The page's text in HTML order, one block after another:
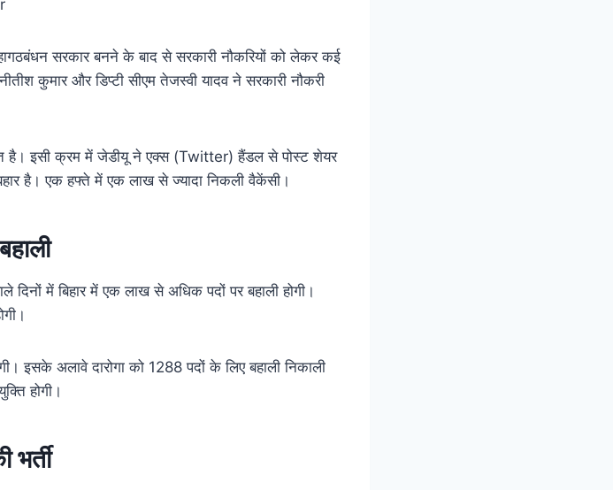
सरकार बनने के बाद से सरकारी नौकरियों को लेकर कई
कुमार और डिप्टी सीएम तेजस्वी यादव ने सरकारी नौकरी
है। इसी क्रम में जेडीयू ने एक्स (Twitter) हैंडल से पोस्ट शेयर
है। एक हफ्ते में एक लाख से ज्यादा निकली वैकेंसी।
दिनों में बिहार में एक लाख से अधिक पदों पर बहाली होगी।
इसके अलावे दारोगा को 1288 पदों के लिए बहाली निकाली
होगी।
भर्ती